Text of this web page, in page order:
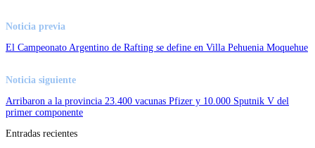
Noticia previa
El Campeonato Argentino de Rafting se define en Villa Pehuenia Moquehue
Noticia siguiente
Arribaron a la provincia 23.400 vacunas Pfizer y 10.000 Sputnik V del
primer componente
Entradas recientes